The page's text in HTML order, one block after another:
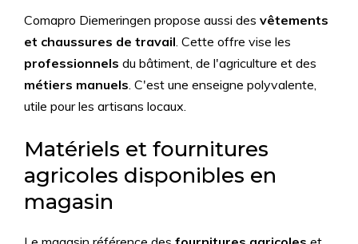
Comapro Diemeringen propose aussi des vêtements
et chaussures de travail. Cette offre vise les
professionnels du bâtiment, de l'agriculture et des
métiers manuels. C'est une enseigne polyvalente,
utile pour les artisans locaux.
Matériels et fournitures
agricoles disponibles en
magasin